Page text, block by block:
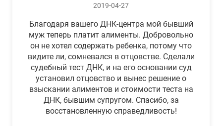
2019-04-27
Благодаря вашего ДНК-центра мой бывший
муж теперь платит алименты. Добровольно
он не хотел содержать ребенка, потому что
видите ли, сомневался в отцовстве. Сделали
судебный тест ДНК, и на его основании суд
установил отцовство и вынес решение о
взыскании алиментов и стоимости теста на
ДНК, бывшим супругом. Спасибо, за
восстановленную справедливость!